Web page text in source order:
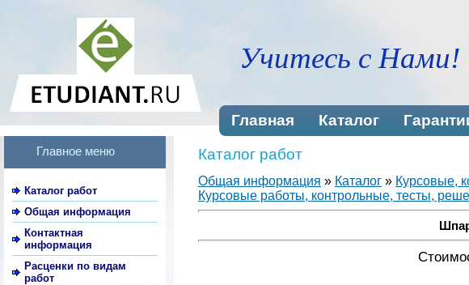
Учитесь с Нами!
Главная Каталог
Главное меню
Каталог работ
Общая информация
Контактная
информация
Расценки по видам
работ
Каталог работ
Общая информация » Каталог » Курсовые,
Курсовые работы, контрольные, тесты,